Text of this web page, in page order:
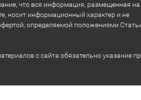
что вся информация, размещенная на
носит информационный характер и не
определяемой положениями
с сайта обязательно указание